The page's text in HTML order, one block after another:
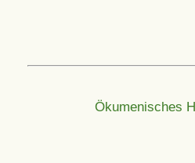
Ökumenisches